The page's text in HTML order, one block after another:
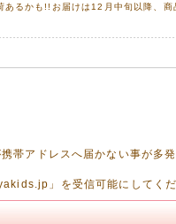
あるかも!!お届けは12月中旬以降、商
アップしました!
帯アドレスへ届かない事が多
」を受信可能にしてくだ